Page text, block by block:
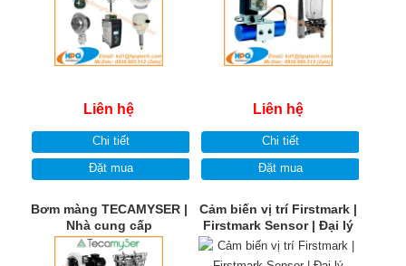
Liên hệ
Chi tiết
Đặt mua
Liên hệ
Chi tiết
Đặt mua
Bơm màng TECAMYSER |
Nhà cung cấp
TECAMYSER Pump |
TECAMYSER Việt Nam
Cảm biến vị trí Firstmark |
Firstmark Sensor | Đại lý
Firstmark Controls